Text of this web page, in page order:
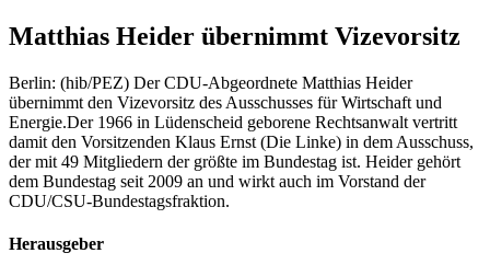
Matthias Heider übernimmt Vizevorsitz
Berlin: (hib/PEZ) Der CDU-Abgeordnete Matthias Heider
übernimmt den Vizevorsitz des Ausschusses für Wirtschaft und
Energie.Der 1966 in Lüdenscheid geborene Rechtsanwalt vertritt
damit den Vorsitzenden Klaus Ernst (Die Linke) in dem Ausschuss,
der mit 49 Mitgliedern der größte im Bundestag ist. Heider gehört
dem Bundestag seit 2009 an und wirkt auch im Vorstand der
CDU/CSU-Bundestagsfraktion.
Herausgeber